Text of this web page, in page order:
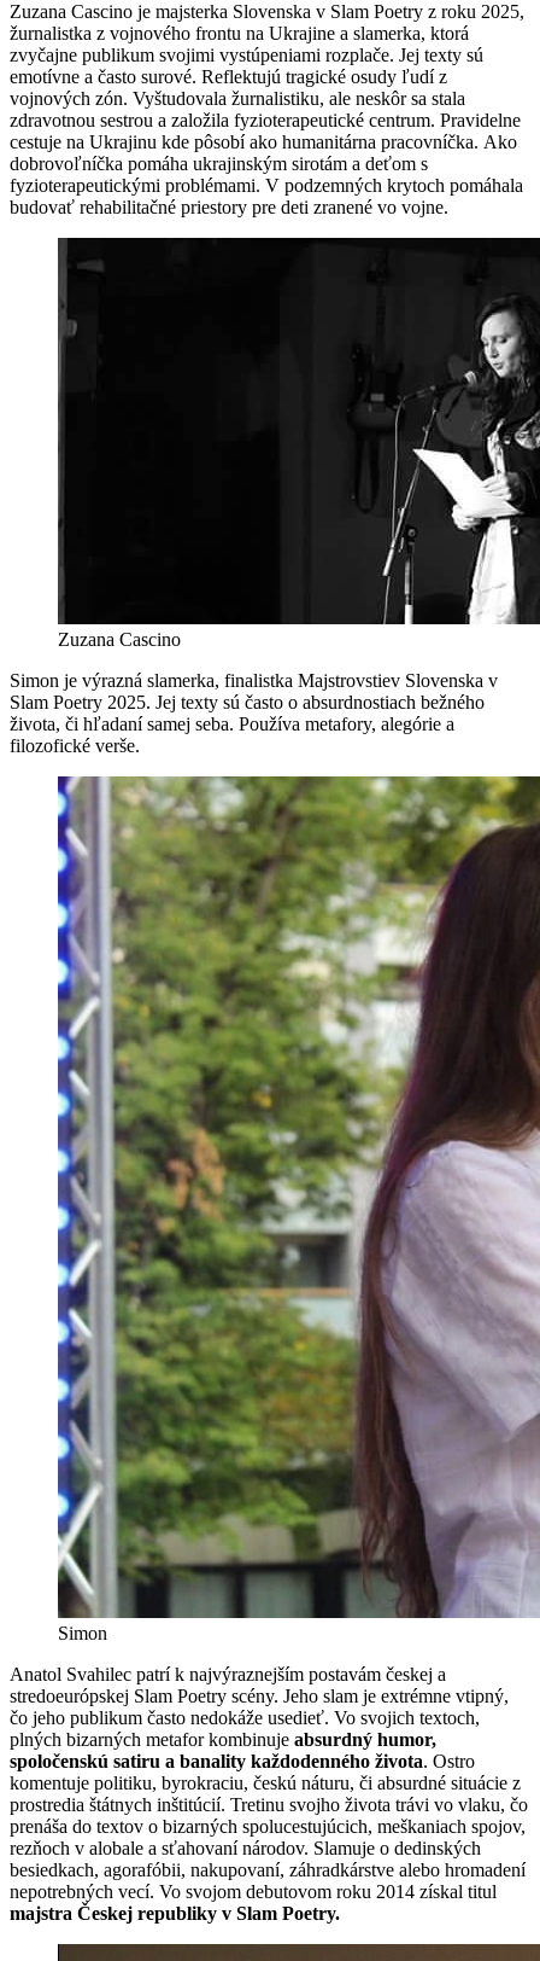
Zuzana Cascino je majsterka Slovenska v Slam Poetry z roku 2025,
žurnalistka z vojnového frontu na Ukrajine a slamerka, ktorá
zvyčajne publikum svojimi vystúpeniami rozplače. Jej texty sú
emotívne a často surové. Reflektujú tragické osudy ľudí z
vojnových zón. Vyštudovala žurnalistiku, ale neskôr sa stala
zdravotnou sestrou a založila fyzioterapeutické centrum. Pravidelne
cestuje na Ukrajinu kde pôsobí ako humanitárna pracovníčka. Ako
dobrovoľníčka pomáha ukrajinským sirotám a deťom s
fyzioterapeutickými problémami. V podzemných krytoch pomáhala
budovať rehabilitačné priestory pre deti zranené vo vojne.
Zuzana Cascino
Simon je výrazná slamerka, finalistka Majstrovstiev Slovenska v
Slam Poetry 2025. Jej texty sú často o absurdnostiach bežného
života, či hľadaní samej seba. Používa metafory, alegórie a
filozofické verše.
Simon
Anatol Svahilec patrí k najvýraznejším postavám českej a
stredoeurópskej Slam Poetry scény. Jeho slam je extrémne vtipný,
čo jeho publikum často nedokáže usedieť. Vo svojich textoch,
plných bizarných metafor kombinuje absurdný humor,
spoločenskú satiru a banality každodenného života. Ostro
komentuje politiku, byrokraciu, českú náturu, či absurdné situácie z
prostredia štátnych inštitúcií. Tretinu svojho života trávi vo vlaku, čo
prenáša do textov o bizarných spolucestujúcich, meškaniach spojov,
rezňoch v alobale a sťahovaní národov. Slamuje o dedinských
besiedkach, agorafóbii, nakupovaní, záhradkárstve alebo hromadení
nepotrebných vecí. Vo svojom debutovom roku 2014 získal titul
majstra Českej republiky v Slam Poetry.